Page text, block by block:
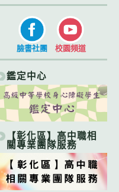
臉書社團 校園頻道
鑑定中心
【彰化區】高中職相
關專業團隊服務